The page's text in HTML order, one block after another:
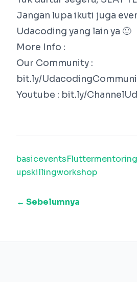
Jangan lupa ikuti juga
Udacoding yang lain ya 🙂
More Info :
Our Community :
bit.ly/
Youtube : bit.ly/
basiceventsFluttermentoring
upskillingworkshop
← Sebelumnya